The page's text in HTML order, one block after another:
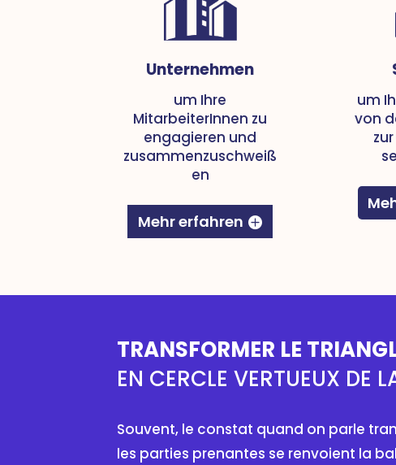
Unternehmen
um Ihre
MitarbeiterInnen zu
engagieren und
zusammenzuschweiß
en
Mehr erfahren
um
von
TRANSFORMER LE
EN CERCLE VERTUEUX DE
Souvent, le constat quand on parle
les parties prenantes se renvoient la